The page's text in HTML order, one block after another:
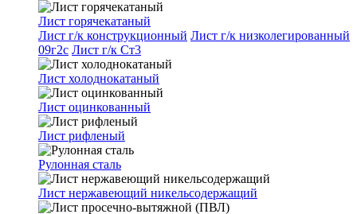
Лист горячекатаный
Лист г/к конструкционный Лист г/к низколегированный
09г2с Лист г/к Ст3
Лист холоднокатаный
Лист оцинкованный
Лист рифленый
Рулонная сталь
Лист нержавеющий никельсодержащий